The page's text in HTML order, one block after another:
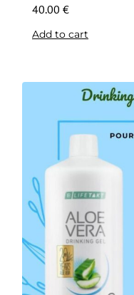
40.00 €
Add to cart